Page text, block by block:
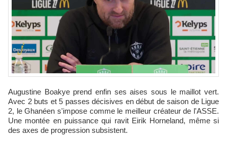
Augustine Boakye prend enfin ses aises sous le maillot vert.
Avec 2 buts et 5 passes décisives en début de saison de Ligue
2, le Ghanéen s'impose comme le meilleur créateur de l'ASSE.
Une montée en puissance qui ravit Eirik Horneland, même si
des axes de progression subsistent.